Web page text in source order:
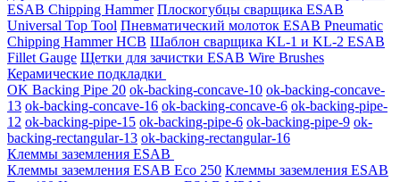
ESAB Chipping Hammer Плоскогубцы сварщика ESAB
Universal Top Tool Пневматический молоток ESAB Pneumatic
Chipping Hammer HCB Шаблон сварщика KL-1 и KL-2 ESAB
Fillet Gauge Щетки для зачистки ESAB Wire Brushes
Керамические подкладки
OK Backing Pipe 20 ok-backing-concave-10 ok-backing-concave-
13 ok-backing-concave-16 ok-backing-concave-6 ok-backing-pipe-
12 ok-backing-pipe-15 ok-backing-pipe-6 ok-backing-pipe-9 ok-
backing-rectangular-13 ok-backing-rectangular-16
Клеммы заземления ESAB
Клеммы заземления ESAB Eco 250 Клеммы заземления ESAB